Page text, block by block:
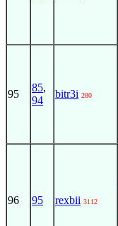
95
85,
94
bitr3i 280
96 95 rexbii 3112